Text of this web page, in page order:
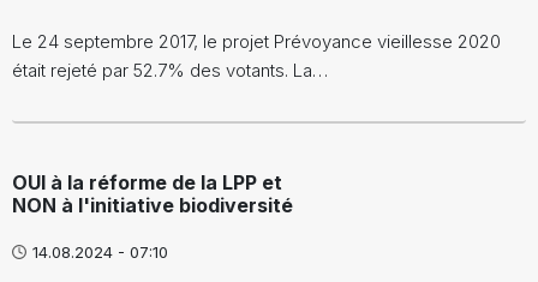
Le 24 septembre 2017, le projet Prévoyance vieillesse 2020
était rejeté par 52.7% des votants. La…
OUI à la réforme de la LPP et
NON à l'initiative biodiversité
14.08.2024 - 07:10